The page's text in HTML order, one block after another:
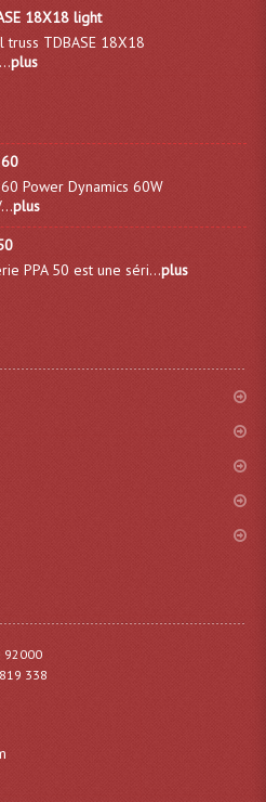
Disque. Lecteurs CD
Consoles T. Mixages
Contrôleur DJ
Pour La Lumière
De Transport
VSR (capot En L)
À Fumées
18X18 light
truss TDBASE 18X18
plus
Power Dynamics 60W
plus
PPA 50 est une séri...plus
92000
819 338